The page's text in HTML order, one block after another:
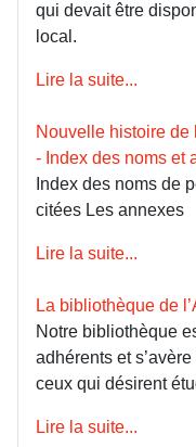
qui devait être
local.
Lire la suite...
Nouvelle histoire de
- Index des noms et
Index des noms de
citées Les annexes
Lire la suite...
La bibliothèque de
Notre bibliothèque
adhérents et
ceux qui désirent
Lire la suite...